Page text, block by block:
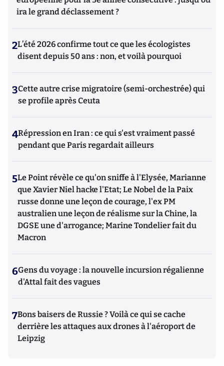
ira le grand déclassement ?
2L’été 2026 confirme tout ce que les écologistes
disent depuis 50 ans : non, et voilà pourquoi
3Cette autre crise migratoire (semi-orchestrée) qui
se profile après Ceuta
4Répression en Iran : ce qui s'est vraiment passé
pendant que Paris regardait ailleurs
5Le Point révèle ce qu'on sniffe à l'Elysée, Marianne
que Xavier Niel hacke l'Etat; Le Nobel de la Paix
russe donne une leçon de courage, l'ex PM
australien une leçon de réalisme sur la Chine, la
DGSE une d'arrogance; Marine Tondelier fait du
Macron
6Gens du voyage : la nouvelle incursion régalienne
d'Attal fait des vagues
7Bons baisers de Russie ? Voilà ce qui se cache
derrière les attaques aux drones à l'aéroport de
Leipzig